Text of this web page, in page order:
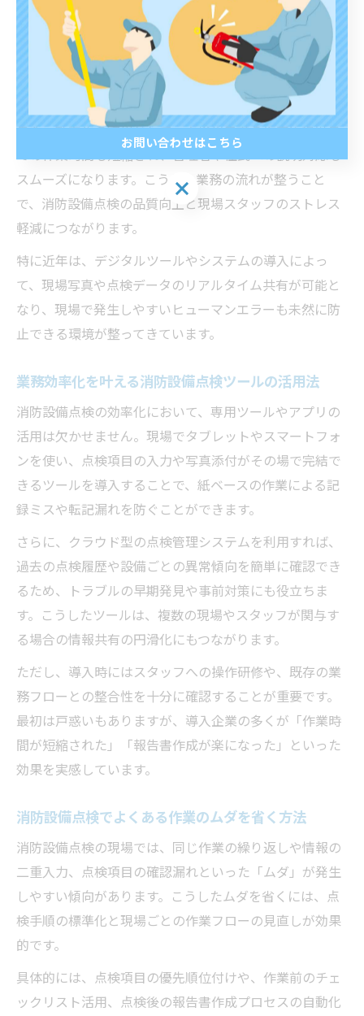
業自体の負担が軽減され、ミスや抜け漏れのリスクが大
幅に減少します。例えば、点検項目の自動チェックリス
トやスケジュール管理の徹底により、複数の現場を同時
に管理している場合でも混乱が生じにくくなります。
また、効率化の結果として、点検報告書の作成や提出ま
での作業時間も短縮され、管理者や住民への説明対応も
スムーズになります。こうした業務の流れが整うこと
で、消防設備点検の品質向上と現場スタッフのストレス
軽減につながります。
特に近年は、デジタルツールやシステムの導入によっ
て、現場写真や点検データのリアルタイム共有が可能と
なり、現場で発生しやすいヒューマンエラーも未然に防
止できる環境が整ってきています。
業務効率化を叶える消防設備点検ツールの活用法
消防設備点検の効率化において、専用ツールやアプリの
活用は欠かせません。現場でタブレットやスマートフォ
ンを使い、点検項目の入力や写真添付がその場で完結で
きるツールを導入することで、紙ベースの作業による記
録ミスや転記漏れを防ぐことができます。
さらに、クラウド型の点検管理システムを利用すれば、
過去の点検履歴や設備ごとの異常傾向を簡単に確認でき
るため、トラブルの早期発見や事前対策にも役立ちま
す。こうしたツールは、複数の現場やスタッフが関与す
る場合の情報共有の円滑化にもつながります。
ただし、導入時にはスタッフへの操作研修や、既存の業
務フローとの整合性を十分に確認することが重要です。
最初は戸惑いもありますが、導入企業の多くが「作業時
間が短縮された」「報告書作成が楽になった」といった
効果を実感しています。
消防設備点検でよくある作業のムダを省く方法
消防設備点検の現場では、同じ作業の繰り返しや情報の
二重入力、点検項目の確認漏れといった「ムダ」が発生
しやすい傾向があります。こうしたムダを省くには、点
検手順の標準化と現場ごとの作業フローの見直しが効果
的です。
具体的には、点検項目の優先順位付けや、作業前のチェ
ックリスト活用、点検後の報告書作成プロセスの自動化
お問い合わせはこちら
お問い合わせはこちら